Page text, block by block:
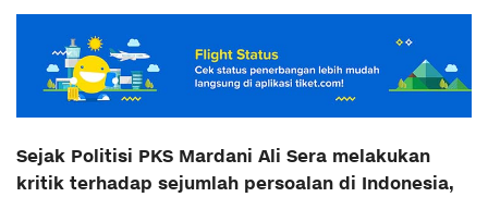
Sejak Politisi PKS Mardani Ali Sera melakukan
kritik terhadap sejumlah persoalan di Indonesia,